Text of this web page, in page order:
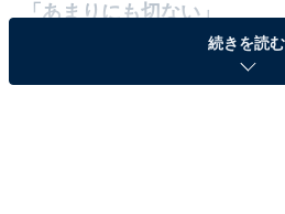
「あまりにも切ない」
ウィスキーボンボンを食べてす
続きを読む